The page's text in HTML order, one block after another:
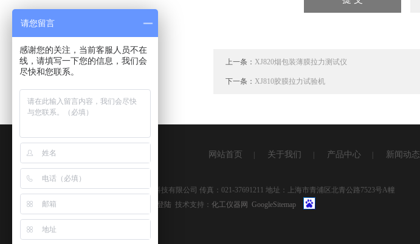
上一条：XJ820烟包装薄膜拉力测试仪
下一条：XJ810胶膜拉力试验机
网站首页 关于我们 产品中心 新闻动态
版权所有 © 2026 上海湘杰仪器仪表科技有限公司 传真：021-37691211 地址：上海市青浦区北青公路7523号A幢
备案号：
管理登陆 技术支持：化工仪器网 GoogleSitemap
请您留言
感谢您的关注，当前客服人员不在
线，请填写一下您的信息，我们会
尽快和您联系。